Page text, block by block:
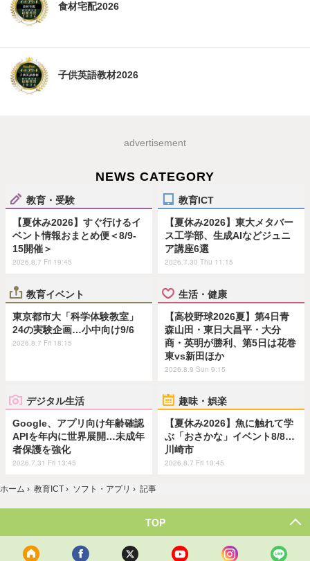
食材宅配2026
子供英語教材2026
advertisement
NEWS CATEGORY
教育・受験
【夏休み2026】すぐ行けるイ
ベント情報おまとめ便＜8/9-
15開催＞
2026.8.7 Fri 19:45
教育ICT
【夏休み2026】東大メタバー
ス工学部、生成AIなどジュニ
ア講座6選
2026.7.30 Thu 11:15
教育イベント
東京都市大「科学体験教室」
24の実験企画…小中向け9/6
2026.8.7 Fri 18:15
生活・健康
【高校野球2026夏】第4日青
森山田・東日大昌平・大分
商・英明が勝利、第5日は花巻
東vs新田ほか
2026.8.9 Sun 9:15
デジタル生活
Google、アプリ向け年齢確認
APIを年内に世界展開…未成年
者保護を強化
2026.7.31 Fri 13:45
趣味・娯楽
【夏休み2026】魚に触れて学
ぶ「おさかな」イベント8/8…
川崎市
2026.8.7 Fri 10:45
ホーム › 教育ICT › ソフト・アプリ › 記事
TOP